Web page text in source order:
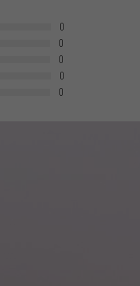
0
0
0
0
0